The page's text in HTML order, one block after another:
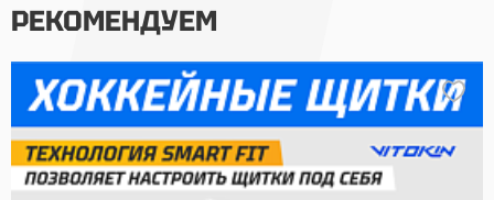
РЕКОМЕНДУЕМ